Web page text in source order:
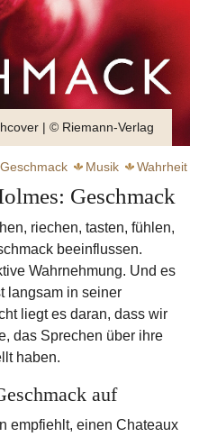
| © Riemann-Verlag
Geschmack Musik
Wahrheit
Moderne
Mundgefühl
Geschmack
riechen, tasten, fühlen,
beeinflussen.
Wahrnehmung. Und es
langsam in seiner
liegt es daran, dass wir
das Sprechen über ihre
haben.
auf
empfiehlt, einen Chateaux